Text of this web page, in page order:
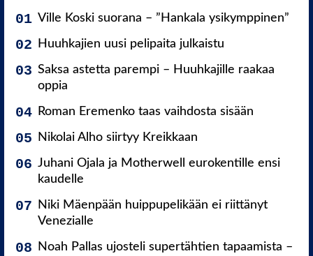
Ville Koski suorana – ”Hankala ysikymppinen”
Huuhkajien uusi pelipaita julkaistu
Saksa astetta parempi – Huuhkajille raakaa
oppia
Roman Eremenko taas vaihdosta sisään
Nikolai Alho siirtyy Kreikkaan
Juhani Ojala ja Motherwell eurokentille ensi
kaudelle
Niki Mäenpään huippupelikään ei riittänyt
Venezialle
Noah Pallas ujosteli supertähtien tapaamista –